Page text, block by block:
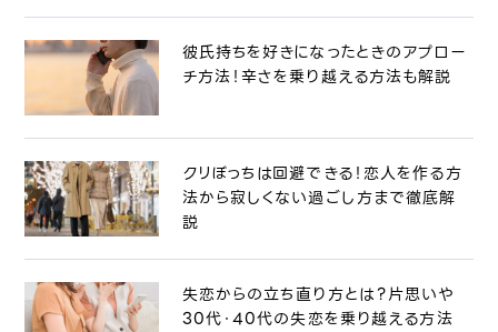
彼氏持ちを好きになったときのアプロー
チ方法！辛さを乗り越える方法も解説
クリぼっちは回避できる！恋人を作る方
法から寂しくない過ごし方まで徹底解
説
失恋からの立ち直り方とは？片思いや
30代・40代の失恋を乗り越える方法